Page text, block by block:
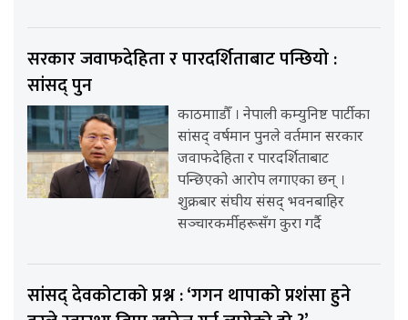
सरकार जवाफदेहिता र पारदर्शिताबाट पन्छियो :
सांसद् पुन
काठमााडौँ । नेपाली कम्युनिष्ट पार्टीका
सांसद् वर्षमान पुनले वर्तमान सरकार
जवाफदेहिता र पारदर्शिताबाट
पन्छिएको आरोप लगाएका छन् ।
शुक्रबार संघीय संसद् भवनबाहिर
सञ्चारकर्मीहरूसँग कुरा गर्दै
सांसद् देवकोटाको प्रश्न : ‘गगन थापाको प्रशंसा हुने